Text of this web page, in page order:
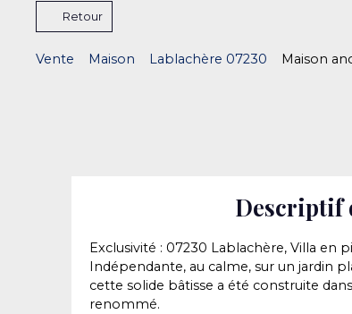
Retour
Vente Maison Lablachère 07230 Maison
Descriptif
Exclusivité : 07230 Lablachère, Villa en
Indépendante, au calme, sur un jardin
cette solide bâtisse a été construite
renommé.